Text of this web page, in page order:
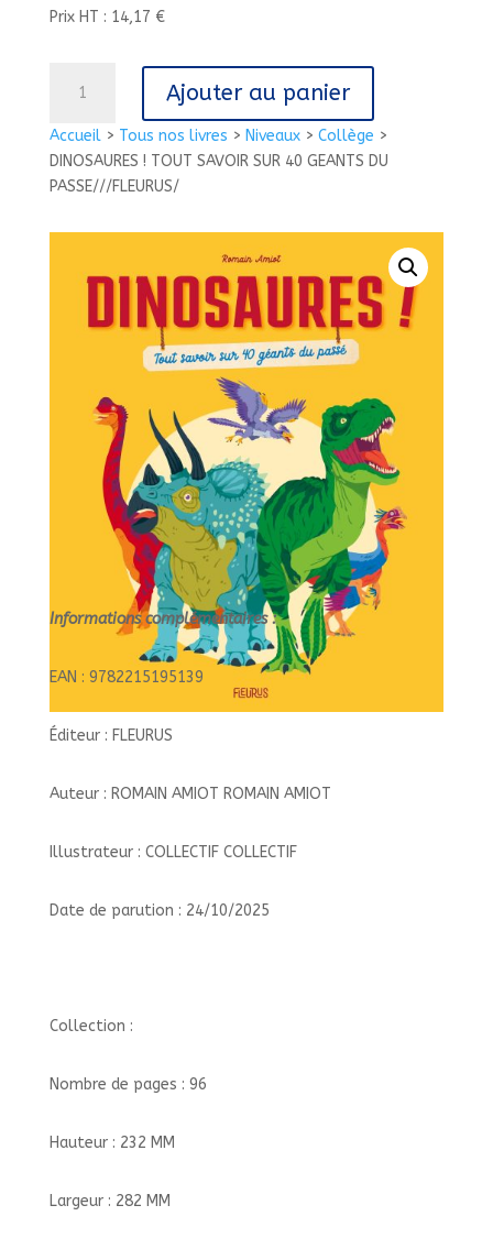
Accueil> Tous nos livres > Niveaux> Collège >
DINOSAURES ! TOUT SAVOIR SUR 40 GEANTS DU
PASSE///FLEURUS/
Prix HT : 14,17 €
DINOSAURES
!
TOUT
GEANTS
PASSE///FLEURUS/
Ajouter au panier
Informations complémentaires :
EAN : 9782215195139
Éditeur : FLEURUS
Auteur : ROMAIN AMIOT ROMAIN AMIOT
Illustrateur : COLLECTIF COLLECTIF
Date de parution : 24/10/2025
Collection :
Nombre de pages : 96
Hauteur : 232 MM
Largeur : 282 MM